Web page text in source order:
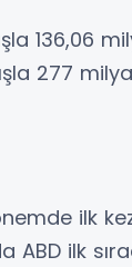
136,06
277
ilk
ABD ilk